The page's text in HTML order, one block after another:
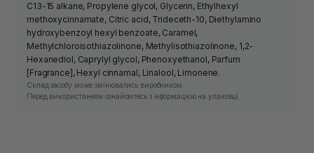
C13-15 alkane, Propylene glycol, Glycerin, Ethylhexyl
methoxycinnamate, Citric acid, Trideceth-10, Diethylamino
hydroxybenzoyl hexyl benzoate, Caramel,
Methylchloroisothiazolinone, Methylisothiazolinone, 1,2-
Hexanediol, Caprylyl glycol, Phenoxyethanol, Parfum
[Fragrance], Hexyl cinnamal, Linalool, Limonene.
Склад засобу може змінюватись виробником.
Перед використанням ознайомтесь з інформацією на упаковці.